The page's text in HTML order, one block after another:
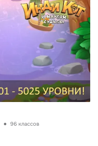
96 классов